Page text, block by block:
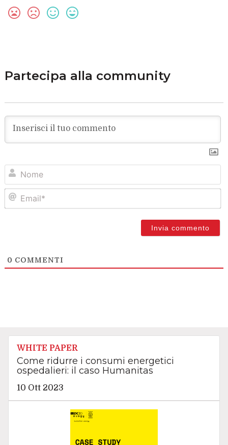
Partecipa alla community
0 COMMENTI
WHITE PAPER
Come ridurre i consumi energetici
ospedalieri: il caso Humanitas
10 Ott 2023